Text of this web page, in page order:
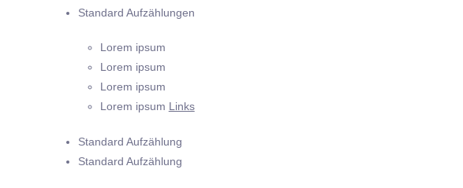
Standard Aufzählungen
Lorem ipsum
Lorem ipsum
Lorem ipsum
Lorem ipsum Links
Standard Aufzählung
Standard Aufzählung